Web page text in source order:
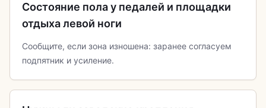
Состояние пола у педалей и площадки
отдыха левой ноги
Сообщите, если зона изношена: заранее согласуем
подпятник и усиление.